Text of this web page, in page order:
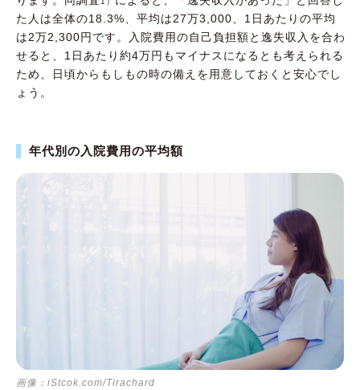
た人は全体の18.3%、平均は27万3,000、1日あたりの平均
は2万2,300円です。入院費用の自己負担額と逸失収入を合わ
せると、1日あたり約4万円もマイナスになるとも考えられる
ため、日頃からもしもの時の備えを用意しておくと安心でし
ょう。
年代別の入院費用の平均額
画像：iStcok.com/Tirachard